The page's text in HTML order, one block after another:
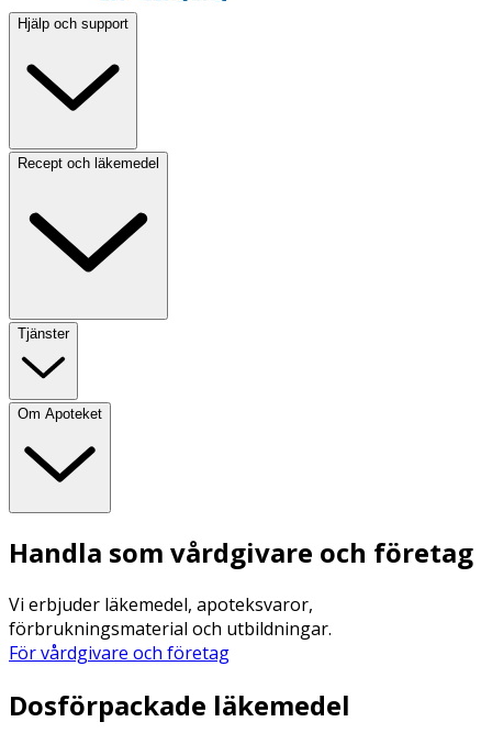
Hjälp och support
Recept och läkemedel
Tjänster
Om Apoteket
Handla som vårdgivare och företag
Vi erbjuder läkemedel, apoteksvaror,
förbrukningsmaterial och utbildningar.
För vårdgivare och företag
Dosförpackade läkemedel